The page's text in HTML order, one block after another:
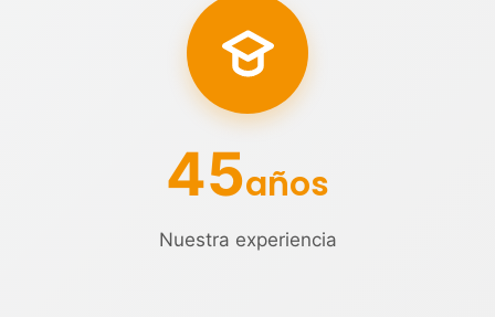
45años
Nuestra experiencia